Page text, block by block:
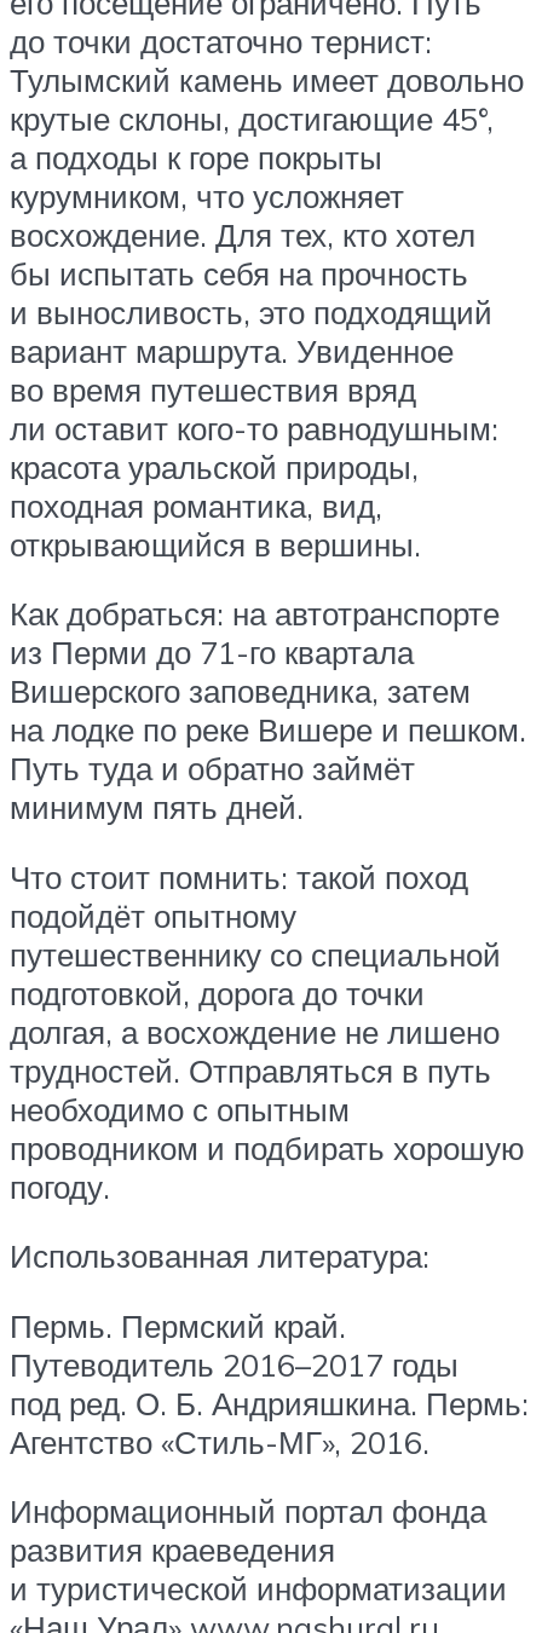
до точки достаточно тернист:
Тулымский камень имеет довольно
крутые склоны, достигающие 45°,
а подходы к горе покрыты
курумником, что усложняет
восхождение. Для тех, кто хотел
бы испытать себя на прочность
и выносливость, это подходящий
вариант маршрута. Увиденное
во время путешествия вряд
ли оставит кого-то равнодушным:
красота уральской природы,
походная романтика, вид,
открывающийся в вершины.
Как добраться: на автотранспорте
из Перми до 71-го квартала
Вишерского заповедника, затем
на лодке по реке Вишере и пешком.
Путь туда и обратно займёт
минимум пять дней.
Что стоит помнить: такой поход
подойдёт опытному
путешественнику со специальной
подготовкой, дорога до точки
долгая, а восхождение не лишено
трудностей. Отправляться в путь
необходимо с опытным
проводником и подбирать хорошую
погоду.
Использованная литература:
Пермь. Пермский край.
Путеводитель 2016–2017 годы
под ред. О. Б. Андрияшкина. Пермь:
Агентство «Стиль-МГ», 2016.
Информационный портал фонда
развития краеведения
и туристической информатизации